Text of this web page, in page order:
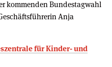
kommenden Bundestagwahl
Anja
für Kinder- und